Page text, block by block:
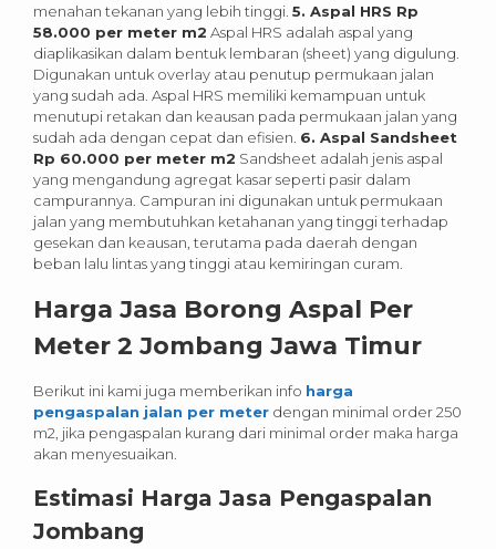
menahan tekanan yang lebih tinggi. 5. Aspal HRS Rp
58.000 per meter m2 Aspal HRS adalah aspal yang
diaplikasikan dalam bentuk lembaran (sheet) yang digulung.
Digunakan untuk overlay atau penutup permukaan jalan
yang sudah ada. Aspal HRS memiliki kemampuan untuk
menutupi retakan dan keausan pada permukaan jalan yang
sudah ada dengan cepat dan efisien. 6. Aspal Sandsheet
Rp 60.000 per meter m2 Sandsheet adalah jenis aspal
yang mengandung agregat kasar seperti pasir dalam
campurannya. Campuran ini digunakan untuk permukaan
jalan yang membutuhkan ketahanan yang tinggi terhadap
gesekan dan keausan, terutama pada daerah dengan
beban lalu lintas yang tinggi atau kemiringan curam.
Harga Jasa Borong Aspal Per
Meter 2 Jombang Jawa Timur
Berikut ini kami juga memberikan info harga
pengaspalan jalan per meter dengan minimal order 250
m2, jika pengaspalan kurang dari minimal order maka harga
akan menyesuaikan.
Estimasi Harga Jasa Pengaspalan
Jombang